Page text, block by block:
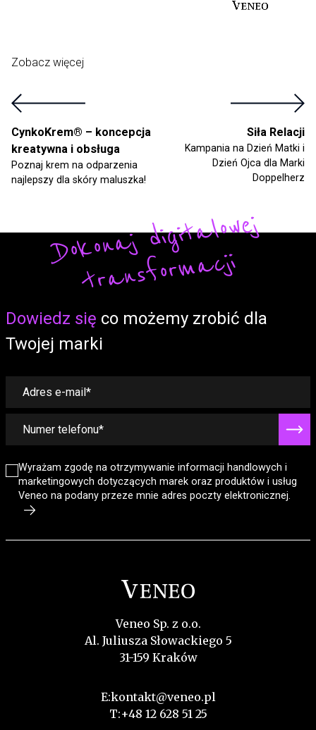
Zobacz więcej
CynkoKrem® – koncepcja
kreatywna i obsługa
Poznaj krem na odparzenia
najlepszy dla skóry maluszka!
Siła Relacji
Kampania na Dzień Matki i
Dzień Ojca dla Marki
Doppelherz
Dowiedz się co możemy zrobić dla
Twojej marki
Wyrażam zgodę na otrzymywanie informacji handlowych i
marketingowych dotyczących marek oraz produktów i usług
Veneo na podany przeze mnie adres poczty elektronicznej.
Do
ko
n
aj
di
gi
t
alo
w
ej
t
r
a
ns
fo
r
m
a
cji
Veneo Sp. z o.o.
Al. Juliusza Słowackiego 5
31-159 Kraków
E:kontakt@veneo.pl
T:+48 12 628 51 25